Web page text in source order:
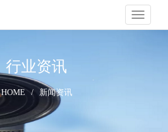
行业资讯
HOME / 新闻资讯